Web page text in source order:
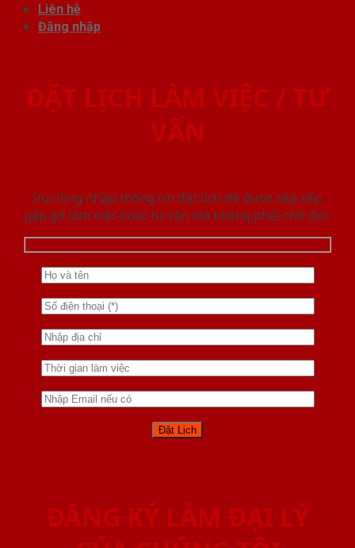
Liên hệ
Đăng nhập
ĐẶT LỊCH LÀM VIỆC / TƯ
VẤN
Vui lòng nhập thông tin đặt lịch để được sắp xếp
gặp gỡ làm việc hoăc tư vấn mà không phải chờ đợi.
ĐĂNG KÝ LÀM ĐẠI LÝ